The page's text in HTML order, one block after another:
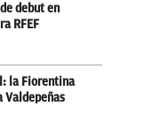
debut en
RFEF
la Fiorentina
Valdepeñas